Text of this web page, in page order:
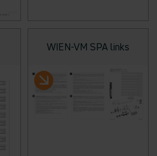
WIEN-VM SPA links